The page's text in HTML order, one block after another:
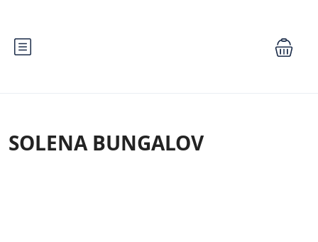
SOLENA BUNGALOV